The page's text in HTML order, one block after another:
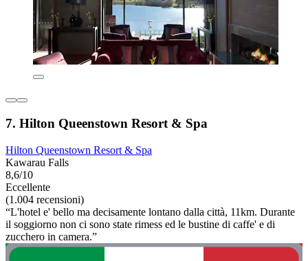
7. Hilton Queenstown Resort & Spa
Hilton Queenstown Resort & Spa
Kawarau Falls
8,6/10
Eccellente
(1.004 recensioni)
“L'hotel e' bello ma decisamente lontano dalla città, 11km. Durante
il soggiorno non ci sono state rimess ed le bustine di caffe' e di
zucchero in camera.”